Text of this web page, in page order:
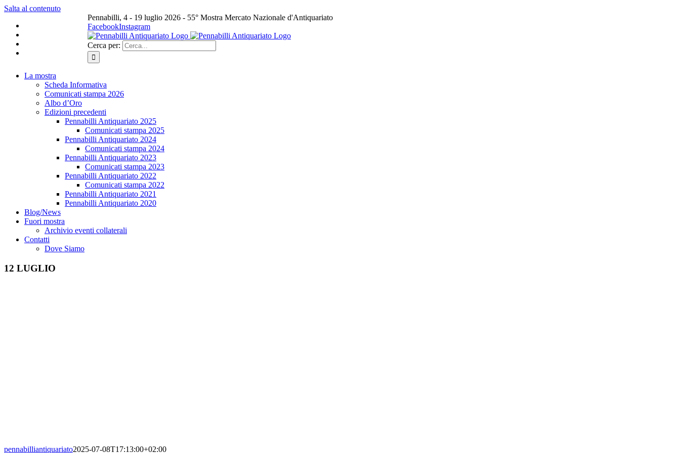
Salta al contenuto
Pennabilli, 4 - 19 luglio 2026 - 55° Mostra Mercato Nazionale d'Antiquariato
FacebookInstagram
Cerca per:
La mostra
Scheda Informativa
Comunicati stampa 2026
Albo d’Oro
Edizioni precedenti
Pennabilli Antiquariato 2025
Comunicati stampa 2025
Pennabilli Antiquariato 2024
Comunicati stampa 2024
Pennabilli Antiquariato 2023
Comunicati stampa 2023
Pennabilli Antiquariato 2022
Comunicati stampa 2022
Pennabilli Antiquariato 2021
Pennabilli Antiquariato 2020
Blog/News
Fuori mostra
Archivio eventi collaterali
Contatti
Dove Siamo
12 LUGLIO
pennabilliantiquariato2025-07-08T17:13:00+02:00